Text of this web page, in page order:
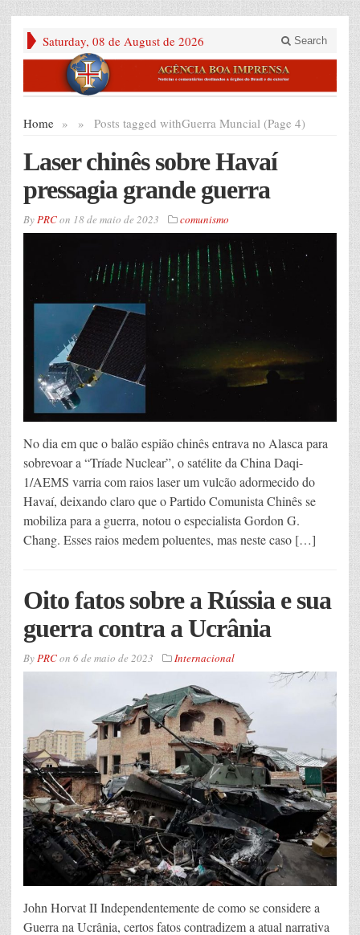
Saturday, 08 de August de 2026 Search
Home » Posts tagged with
» Guerra Muncial (Page 4)
Laser chinês sobre Havaí
pressagia grande guerra
ByPRCon 18 de maio de 2023 comunismo
No dia em que o balão espião chinês entrava no Alasca para
sobrevoar a “Tríade Nuclear”, o satélite da China Daqi-
1/AEMS varria com raios laser um vulcão adormecido do
Havaí, deixando claro que o Partido Comunista Chinês se
mobiliza para a guerra, notou o especialista Gordon G.
Chang. Esses raios medem poluentes, mas neste caso […]
Oito fatos sobre a Rússia e sua
guerra contra a Ucrânia
ByPRCon 6 de maio de 2023 Internacional
John Horvat II Independentemente de como se considere a
Guerra na Ucrânia, certos fatos contradizem a atual narrativa